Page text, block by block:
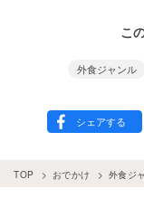
こ
外食ジャンル
TOP おでかけ 外食ジ